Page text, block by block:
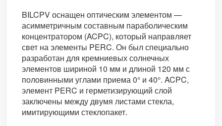
BILCPV оснащен оптическим элементом —
асимметричным составным параболическим
концентратором (ACPC), который направляет
свет на элементы PERC. Он был специально
разработан для кремниевых солнечных
элементов шириной 10 мм и длиной 120 мм с
половинными углами приема 0° и 40°. ACPC,
элемент PERC и герметизирующий слой
заключены между двумя листами стекла,
имитирующими стеклопакет.